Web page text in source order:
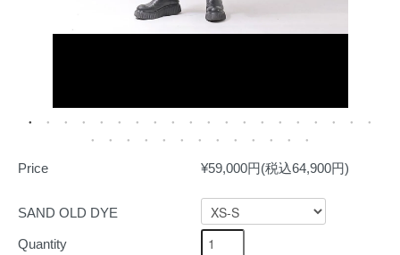
Price ¥59,000円(税込64,900円)
SAND OLD DYE
Quantity